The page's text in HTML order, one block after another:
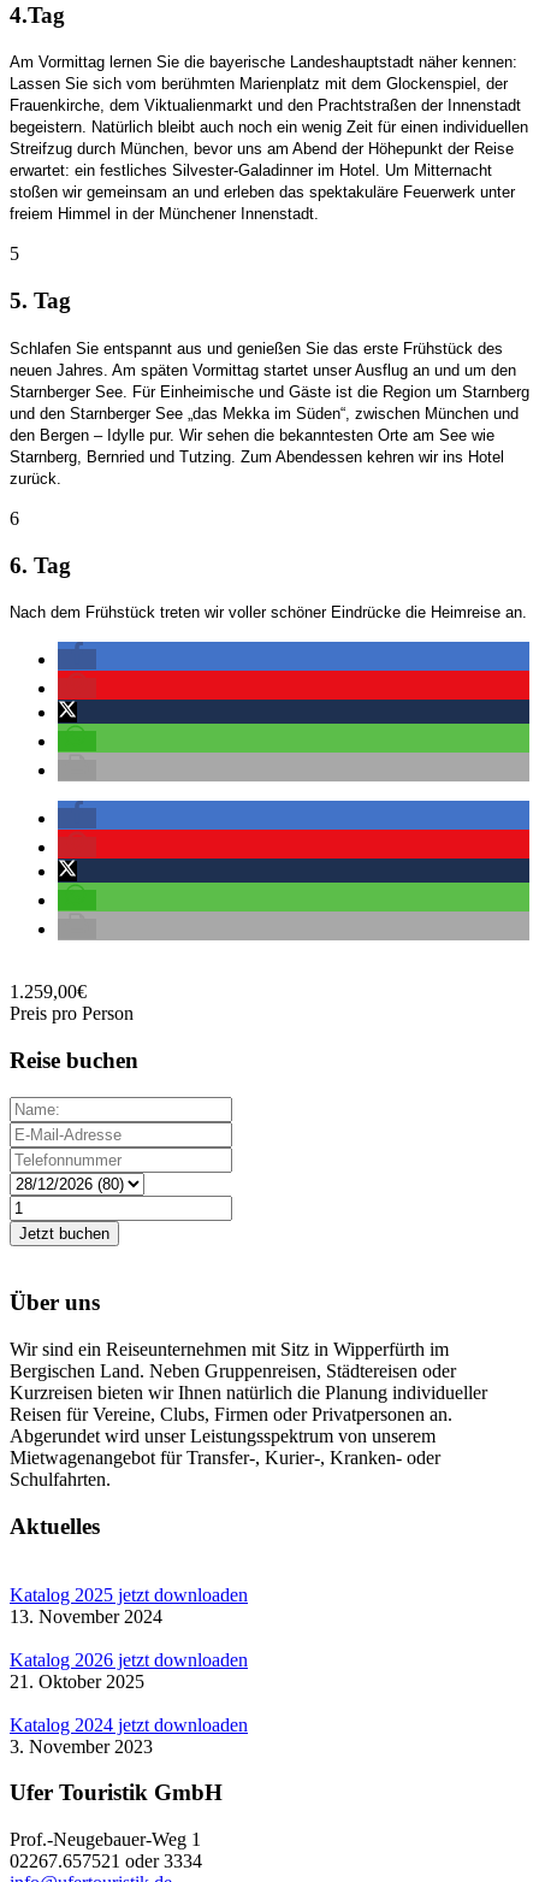
4.Tag
Am Vormittag lernen Sie die bayerische Landeshauptstadt näher kennen:
Lassen Sie sich vom berühmten Marienplatz mit dem Glockenspiel, der
Frauenkirche, dem Viktualienmarkt und den Prachtstraßen der Innenstadt
begeistern. Natürlich bleibt auch noch ein wenig Zeit für einen individuellen
Streifzug durch München, bevor uns am Abend der Höhepunkt der Reise
erwartet: ein festliches Silvester-Galadinner im Hotel. Um Mitternacht
stoßen wir gemeinsam an und erleben das spektakuläre Feuerwerk unter
freiem Himmel in der Münchener Innenstadt.
5
5. Tag
Schlafen Sie entspannt aus und genießen Sie das erste Frühstück des
neuen Jahres. Am späten Vormittag startet unser Ausflug an und um den
Starnberger See. Für Einheimische und Gäste ist die Region um Starnberg
und den Starnberger See „das Mekka im Süden“, zwischen München und
den Bergen – Idylle pur. Wir sehen die bekanntesten Orte am See wie
Starnberg, Bernried und Tutzing. Zum Abendessen kehren wir ins Hotel
zurück.
6
6. Tag
Nach dem Frühstück treten wir voller schöner Eindrücke die Heimreise an.
1.259,00€
Preis pro Person
Reise buchen
Über uns
Wir sind ein Reiseunternehmen mit Sitz in Wipperfürth im
Bergischen Land. Neben Gruppenreisen, Städtereisen oder
Kurzreisen bieten wir Ihnen natürlich die Planung individueller
Reisen für Vereine, Clubs, Firmen oder Privatpersonen an.
Abgerundet wird unser Leistungsspektrum von unserem
Mietwagenangebot für Transfer-, Kurier-, Kranken- oder
Schulfahrten.
Aktuelles
Katalog 2025 jetzt downloaden
13. November 2024
Katalog 2026 jetzt downloaden
21. Oktober 2025
Katalog 2024 jetzt downloaden
3. November 2023
Ufer Touristik GmbH
Prof.-Neugebauer-Weg 1
02267.657521 oder 3334